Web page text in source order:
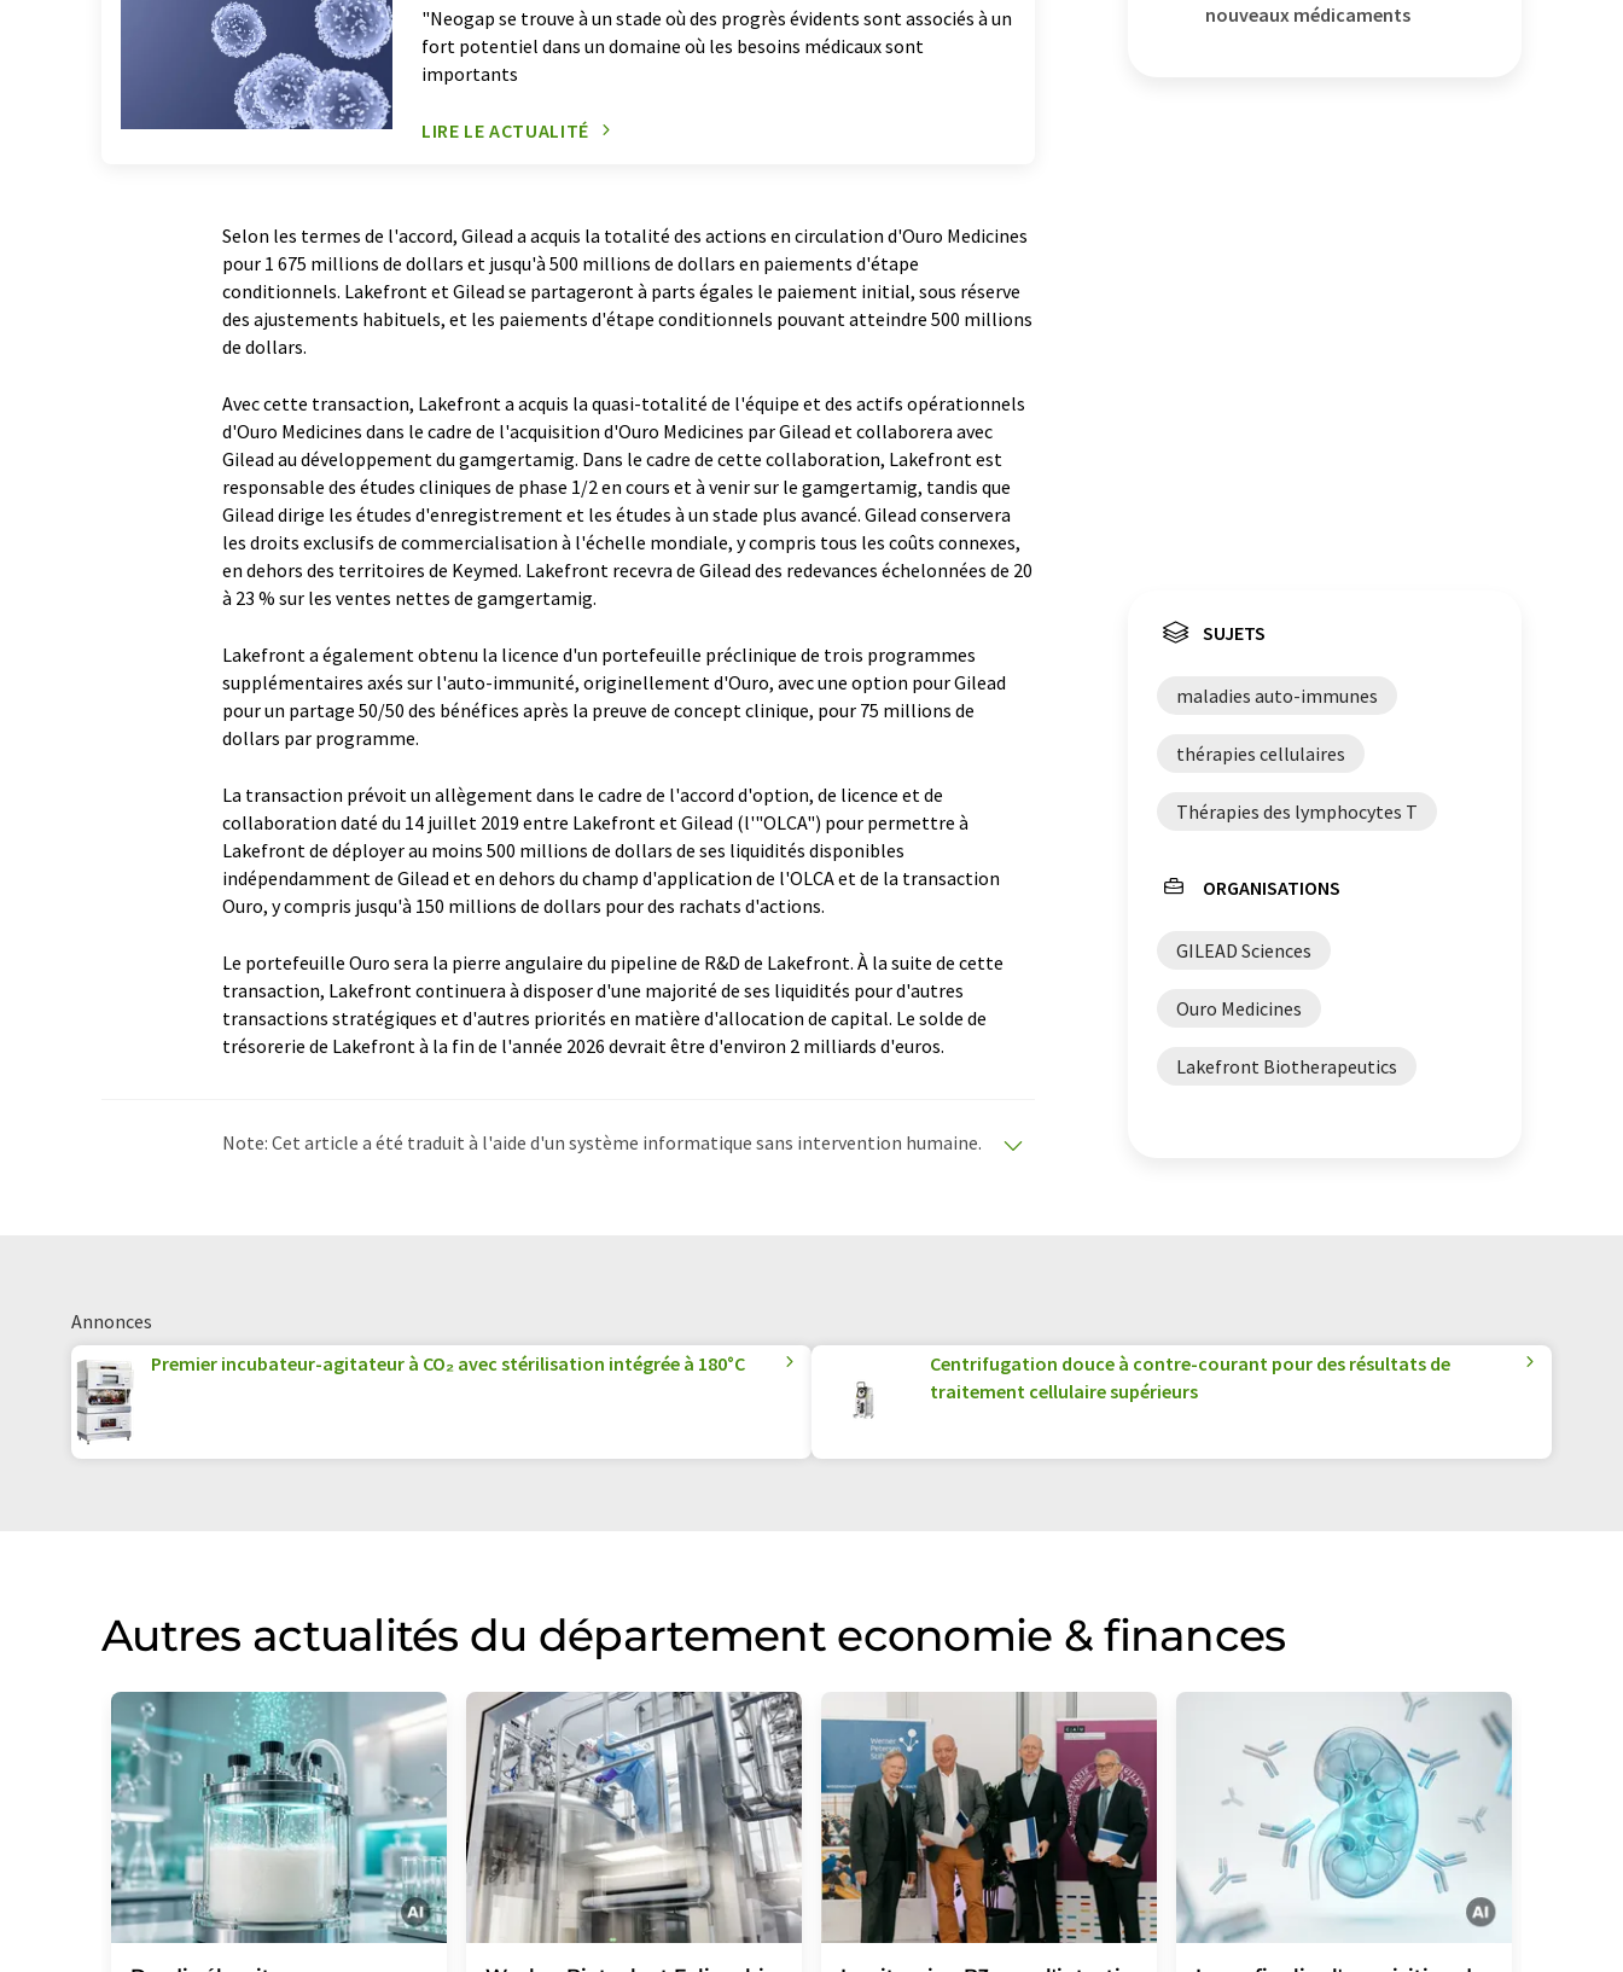
"Neogap se trouve à un stade où des progrès évidents sont associés à un
fort potentiel dans un domaine où les besoins médicaux sont
importants
LIRE LE ACTUALITÉ
Selon les termes de l'accord, Gilead a acquis la totalité des actions en circulation d'Ouro Medicines
pour 1 675 millions de dollars et jusqu'à 500 millions de dollars en paiements d'étape
conditionnels. Lakefront et Gilead se partageront à parts égales le paiement initial, sous réserve
des ajustements habituels, et les paiements d'étape conditionnels pouvant atteindre 500 millions
de dollars.
Avec cette transaction, Lakefront a acquis la quasi-totalité de l'équipe et des actifs opérationnels
d'Ouro Medicines dans le cadre de l'acquisition d'Ouro Medicines par Gilead et collaborera avec
Gilead au développement du gamgertamig. Dans le cadre de cette collaboration, Lakefront est
responsable des études cliniques de phase 1/2 en cours et à venir sur le gamgertamig, tandis que
Gilead dirige les études d'enregistrement et les études à un stade plus avancé. Gilead conservera
les droits exclusifs de commercialisation à l'échelle mondiale, y compris tous les coûts connexes,
en dehors des territoires de Keymed. Lakefront recevra de Gilead des redevances échelonnées de 20
à 23 % sur les ventes nettes de gamgertamig.
Lakefront a également obtenu la licence d'un portefeuille préclinique de trois programmes
supplémentaires axés sur l'auto-immunité, originellement d'Ouro, avec une option pour Gilead
pour un partage 50/50 des bénéfices après la preuve de concept clinique, pour 75 millions de
dollars par programme.
La transaction prévoit un allègement dans le cadre de l'accord d'option, de licence et de
collaboration daté du 14 juillet 2019 entre Lakefront et Gilead (l'"OLCA") pour permettre à
Lakefront de déployer au moins 500 millions de dollars de ses liquidités disponibles
indépendamment de Gilead et en dehors du champ d'application de l'OLCA et de la transaction
Ouro, y compris jusqu'à 150 millions de dollars pour des rachats d'actions.
Le portefeuille Ouro sera la pierre angulaire du pipeline de R&D de Lakefront. À la suite de cette
transaction, Lakefront continuera à disposer d'une majorité de ses liquidités pour d'autres
transactions stratégiques et d'autres priorités en matière d'allocation de capital. Le solde de
trésorerie de Lakefront à la fin de l'année 2026 devrait être d'environ 2 milliards d'euros.
Note: Cet article a été traduit à l'aide d'un système informatique sans intervention humaine.
nouveaux médicaments
SUJETS
maladies auto-immunes
thérapies cellulaires
Thérapies des lymphocytes T
ORGANISATIONS
GILEAD Sciences
Ouro Medicines
Lakefront Biotherapeutics
Annonces
Premier incubateur-agitateur à CO₂ avec stérilisation intégrée à 180°C
Centrifugation douce à contre-courant pour des résultats de
traitement cellulaire supérieurs
Autres actualités du département economie & finances